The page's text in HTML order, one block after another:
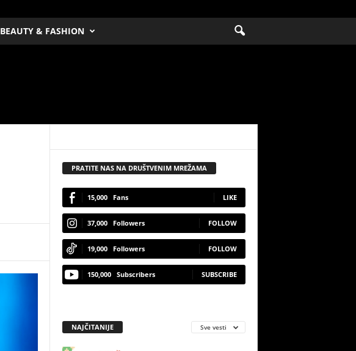
BEAUTY & FASHION
PRATITE NAS NA DRUŠTVENIM MREŽAMA
15,000 Fans LIKE
37,000 Followers FOLLOW
19,000 Followers FOLLOW
150,000 Subscribers SUBSCRIBE
NAJČITANIJE Sve vesti